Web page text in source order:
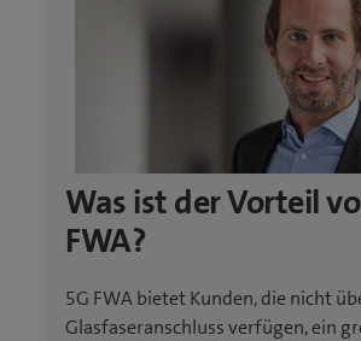
Was ist der Vorteil
FWA?
5G FWA bietet Kunden, die nicht
Glasfaseranschluss verfügen, ein